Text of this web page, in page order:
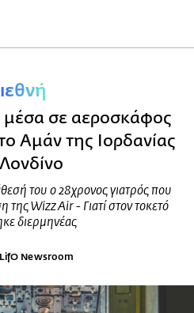
μέσα σε αεροσκάφος
Αμάν της Ιορδανίας
του ο 28χρονος γιατρός που
της Wizz Air - Γιατί στον τοκετό
διερμηνέας
LifO Newsroom